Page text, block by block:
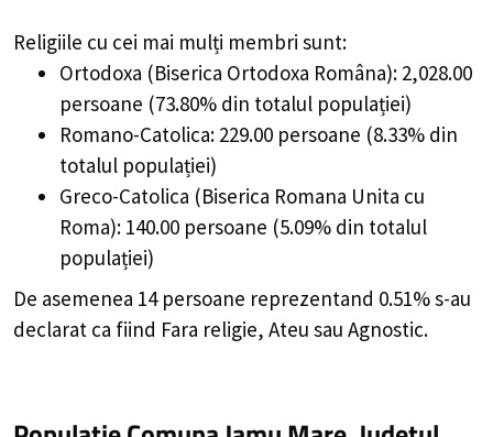
Religiile cu cei mai mulți membri sunt:
Ortodoxa (Biserica Ortodoxa Româna): 2,028.00
persoane (73.80% din totalul populației)
Romano-Catolica: 229.00 persoane (8.33% din
totalul populației)
Greco-Catolica (Biserica Romana Unita cu
Roma): 140.00 persoane (5.09% din totalul
populației)
De asemenea 14 persoane reprezentand 0.51% s-au
declarat ca fiind Fara religie, Ateu sau Agnostic.